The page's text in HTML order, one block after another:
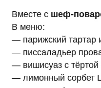
Вместе с шеф-
В меню:
— парижский тартар
— писсаладьер
— вишисуаз с тёртой
— лимонный сорбет